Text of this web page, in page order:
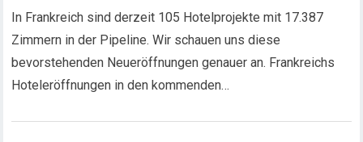
In Frankreich sind derzeit 105 Hotelprojekte mit 17.387
Zimmern in der Pipeline. Wir schauen uns diese
bevorstehenden Neueröffnungen genauer an. Frankreichs
Hoteleröffnungen in den kommenden…